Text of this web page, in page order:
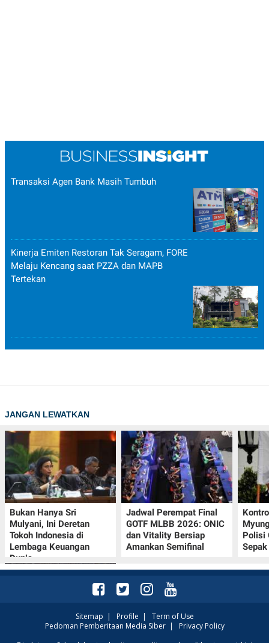
Transaksi Agen Bank Masih Tumbuh
Kinerja Emiten Restoran Tak Seragam, FORE
Melaju Kencang saat PZZA dan MAPB
Tertekan
JANGAN LEWATKAN
Bukan Hanya Sri
Mulyani, Ini Deretan
Tokoh Indonesia di
Lembaga Keuangan
Dunia
Jadwal Perempat Final
GOTF MLBB 2026: ONIC
dan Vitality Bersiap
Amankan Semifinal
Polisi
Sitemap | Profile | Term of Use
Pedoman Pemberitaan Media Siber| Privacy Policy